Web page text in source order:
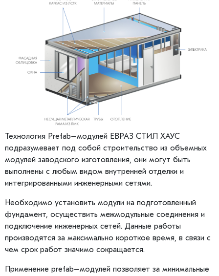
Технология Prefab–модулей ЕВРАЗ СТИЛ ХАУС
подразумевает под собой строительство из объемных
модулей заводского изготовления, они могут быть
выполнены с любым видом внутренней отделки и
интегрированными инженерными сетями.
Необходимо установить модули на подготовленный
фундамент, осуществить межмодульные соединения и
подключение инженерных сетей. Данные работы
производятся за максимально короткое время, в связи с
чем срок работ значимо сокращается.
Применение prefab–модулей позволяет за минимальные